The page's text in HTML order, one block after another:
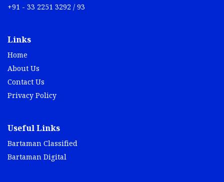
+91 - 33 2251 3292 / 93
Links
Home
About Us
Contact Us
Privacy Policy
Useful Links
Bartaman Classified
Bartaman Digital